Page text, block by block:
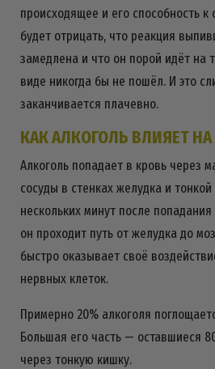
происходящее и его способность
будет отрицать, что реакция
замедлена и что он порой идёт на
виде никогда бы не пошёл. И это
заканчивается плачевно.
КАК АЛКОГОЛЬ ВЛИЯЕТ
Алкоголь попадает в кровь через
сосуды в стенках желудка и
нескольких минут после
он проходит путь от желудка до
быстро оказывает своё
нервных клеток.
Примерно 20% алкоголя
Большая его часть — оставшиеся
через тонкую кишку.